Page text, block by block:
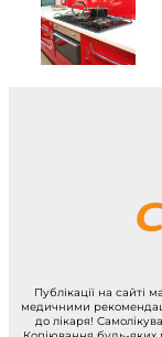
Публікації на сайті
медичними
до лікаря!